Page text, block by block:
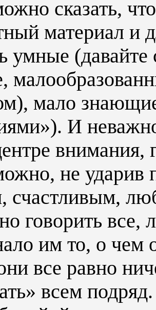
сказать,
материал и
умные (давайте
мало
И
не ударив
счастливым,
говорить все,
им то, о чем
все равно
всем